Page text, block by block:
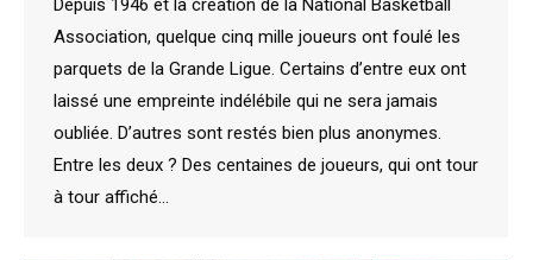
Depuis 1946 et la création de la National Basketball
Association, quelque cinq mille joueurs ont foulé les
parquets de la Grande Ligue. Certains d’entre eux ont
laissé une empreinte indélébile qui ne sera jamais
oubliée. D’autres sont restés bien plus anonymes.
Entre les deux ? Des centaines de joueurs, qui ont tour
à tour affiché…